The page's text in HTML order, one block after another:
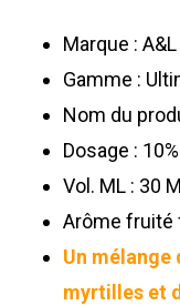
Marque : A&L
Gamme :
Nom du
Dosage : 10%
Vol. ML : 30
Arôme fruité
Un mélange
myrtilles et